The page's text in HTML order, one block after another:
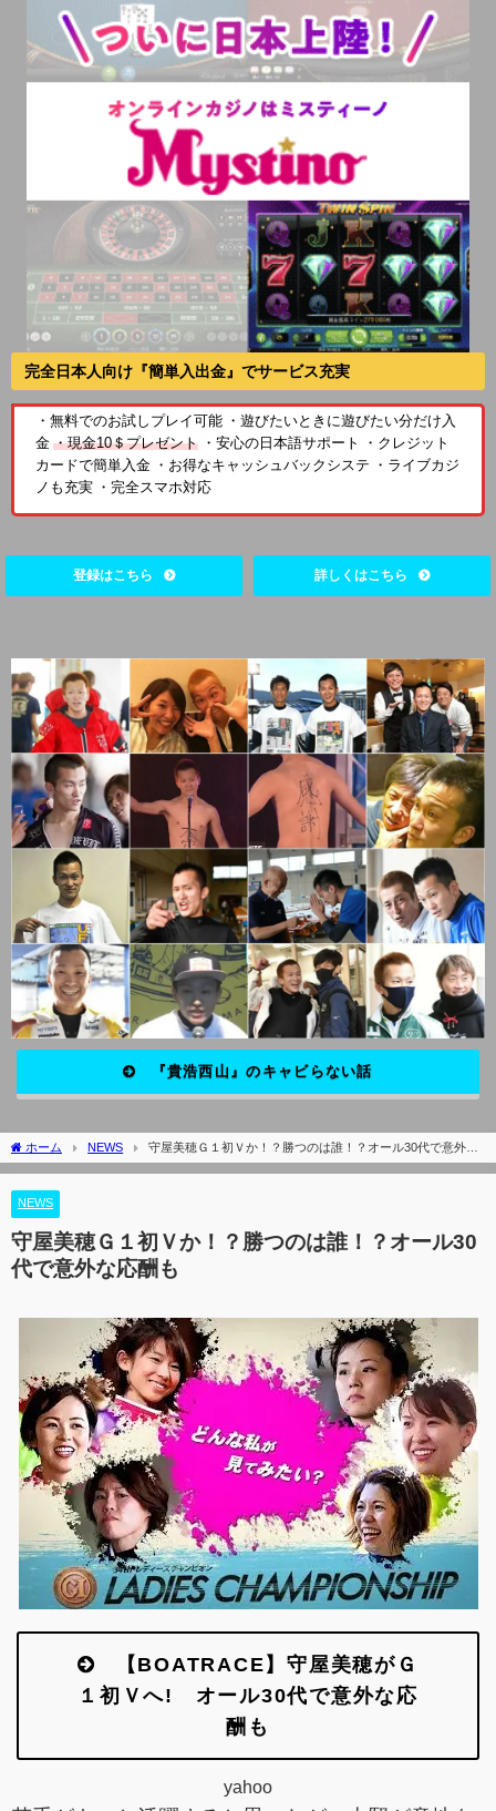
完全日本人向け『簡単入出金』でサービス充実
・無料でのお試しプレイ可能 ・遊びたいときに遊びたい分だけ入
金・現金10＄プレゼント ・安心の日本語サポート ・クレジット
カードで簡単入金 ・お得なキャッシュバックシステ ・ライブカジ
ノも充実 ・完全スマホ対応
登録はこちら 詳しくはこちら
『貴浩西山』のキャビらない話
ホーム NEWS
守屋美穂Ｇ１初Ｖか！？勝つのは誰！？オール30代で意外な
応酬も
NEWS
守屋美穂Ｇ１初Ｖか！？勝つのは誰！？オール30
代で意外な応酬も
【BOATRACE】守屋美穂がＧ
１初Ｖへ! オール30代で意外な応
酬も
yahoo